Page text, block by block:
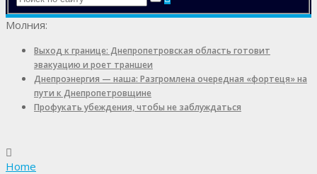
Молния:
Выход к границе: Днепропетровская область готовит
эвакуацию и роет траншеи
Днепроэнергия — наша: Разгромлена очередная «фортеця» на
пути к Днепропетровщине
Профукать убеждения, чтобы не заблуждаться
Home